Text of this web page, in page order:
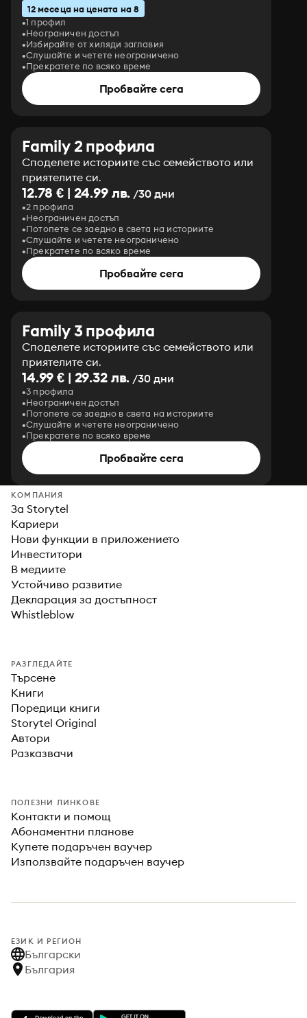
12 месеца на цената на 8
1 профил
Неограничен достъп
Избирайте от хиляди заглавия
Слушайте и четете неограничено
Прекратете по всяко време
Пробвайте сега
Family 2 профила
Споделете историите със семейството или
приятелите си.
12.78 € | 24.99 лв. /30 дни
2 профила
Неограничен достъп
Потопете се заедно в света на историите
Слушайте и четете неограничено
Прекратете по всяко време
Пробвайте сега
Family 3 профила
Споделете историите със семейството или
приятелите си.
14.99 € | 29.32 лв. /30 дни
3 профила
Неограничен достъп
Потопете се заедно в света на историите
Слушайте и четете неограничено
Прекратете по всяко време
Пробвайте сега
КОМПАНИЯ
За Storytel
Кариери
Нови функции в приложението
Инвеститори
В медиите
Устойчиво развитие
Декларация за достъпност
Whistleblow
РАЗГЛЕДАЙТЕ
Търсене
Книги
Поредици книги
Storytel Original
Автори
Разказвачи
ПОЛЕЗНИ ЛИНКОВЕ
Контакти и помощ
Абонаментни планове
Купете подаръчен ваучер
Използвайте подаръчен ваучер
ЕЗИК И РЕГИОН
Български
България